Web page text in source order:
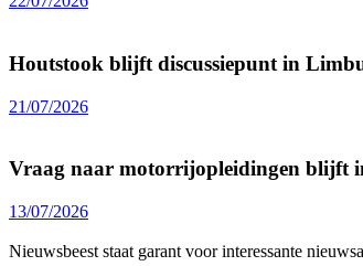
Houtstook blijft discussiepunt in
21/07/2026
Vraag naar motorrijopleidingen blijft
13/07/2026
Nieuwsbeest staat garant voor interessante